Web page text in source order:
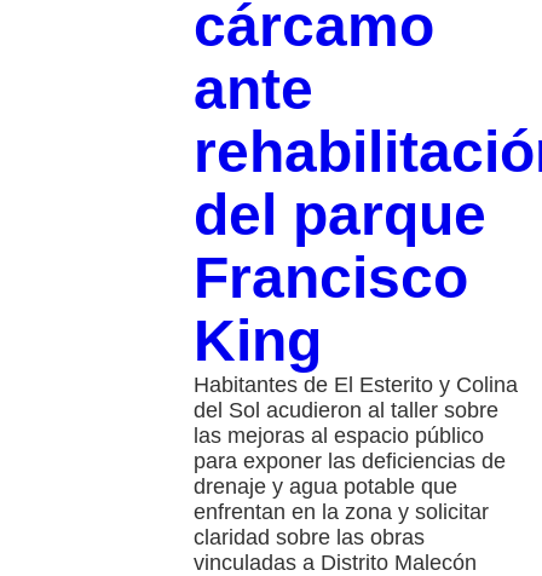
cárcamo
ante
del parque
Francisco
King
Habitantes de El Esterito y Colina
del Sol acudieron al taller sobre
las mejoras al espacio público
para exponer las deficiencias de
drenaje y agua potable que
enfrentan en la zona y solicitar
claridad sobre las obras
vinculadas a Distrito Malecón